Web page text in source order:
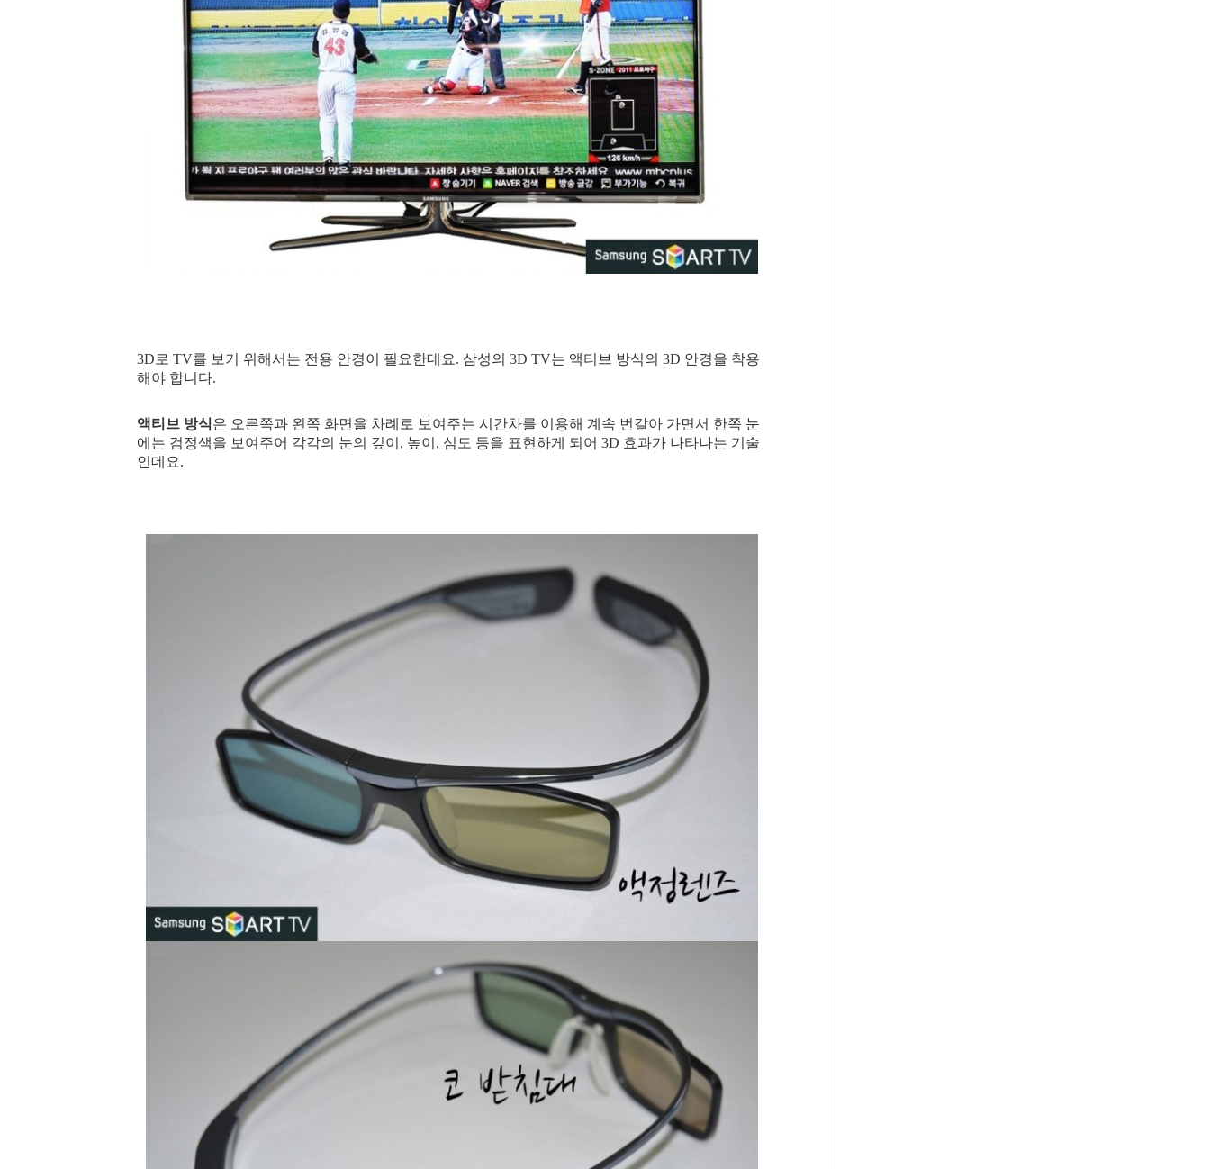
3D로 TV를 보기 위해서는 전용 안경이 필요한데요. 삼성의 3D TV는 액티브 방식의 3D 안경을 착용
해야 합니다.
액티브 방식은 오른쪽과 왼쪽 화면을 차례로 보여주는 시간차를 이용해 계속 번갈아 가면서 한쪽 눈
에는 검정색을 보여주어 각각의 눈의 깊이, 높이, 심도 등을 표현하게 되어 3D 효과가 나타나는 기술
인데요.